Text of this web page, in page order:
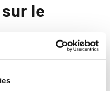
le
notre magnifique série
à sa finition